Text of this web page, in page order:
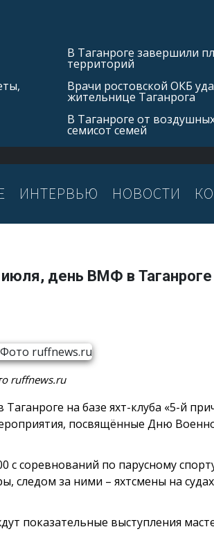
В Таганроге завершили
территорий
Врачи ростовской ОКБ
жительнице Таганрога
В Таганроге от
семисот семей
ИНТЕРВЬЮ НОВОСТИ
день ВМФ в
ruffnews.ru
на базе яхт-клуба «5-й
посвящённые Дню
с соревнований по парусному
следом за ними – яхтсмены на
показательные выступления